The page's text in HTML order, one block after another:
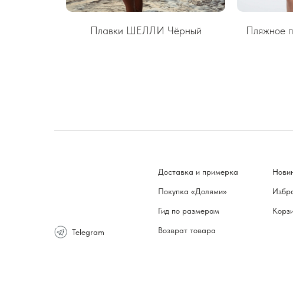
Плавки ШЕЛЛИ Чёрный Пляжное
Доставка и примерка
Покупка «Долями»
Telegram Возврат товара
Гид по размерам